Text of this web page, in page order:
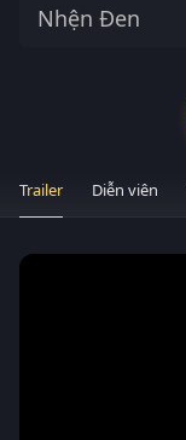
Nhện Đen
Trailer Diễn viên